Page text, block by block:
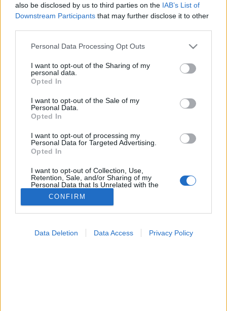
also be disclosed by us to third parties on the IAB’s List of
Downstream Participants that may further disclose it to other
Please note that this website/app uses one or more Google
not limited to your visit or usage behaviour. You may click to
grant or deny consent to Google and its third-party tags to
use your data for below specified purposes in below Google
consent section.
Personal Data Processing Opt Outs
I want to opt-out of the Sharing of my
personal data.
Opted In
I want to opt-out of the Sale of my
Personal Data.
Opted In
I want to opt-out of processing my
Personal Data for Targeted Advertising.
Opted In
I want to opt-out of Collection, Use,
Retention, Sale, and/or Sharing of my
Personal Data that Is Unrelated with the
Purposes for which it was collected.
Opted Out
CONFIRM
Data Deletion Data Access Privacy Policy
Mellrák Koalíció
Mellrák Koalíció